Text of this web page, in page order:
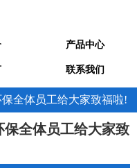
产品中心
联系我们
全体员工给大家致福啦!
全体员工给大家致